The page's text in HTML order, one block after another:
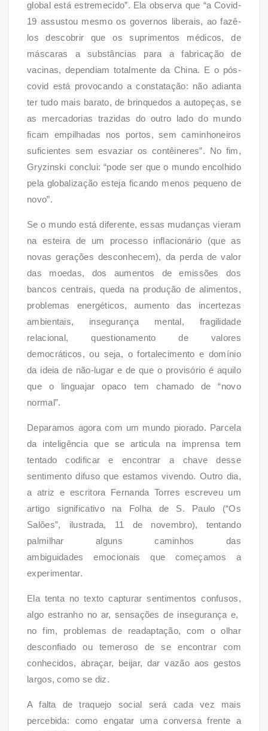
global está estremecido”. Ela observa que “a Covid-
19 assustou mesmo os governos liberais, ao fazê-
los descobrir que os suprimentos médicos, de
máscaras a substâncias para a fabricação de
vacinas, dependiam totalmente da China. E o pós-
covid está provocando a constatação: não adianta
ter tudo mais barato, de brinquedos a autopeças, se
as mercadorias trazidas do outro lado do mundo
ficam empilhadas nos portos, sem caminhoneiros
suficientes sem esvaziar os contêineres”. No fim,
Gryzinski conclui: “pode ser que o mundo encolhido
pela globalização esteja ficando menos pequeno de
novo”.
Se o mundo está diferente, essas mudanças vieram
na esteira de um processo inflacionário (que as
novas gerações desconhecem), da perda de valor
das moedas, dos aumentos de emissões dos
bancos centrais, queda na produção de alimentos,
problemas energéticos, aumento das incertezas
ambientais, insegurança mental, fragilidade
relacional, questionamento de valores
democráticos, ou seja, o fortalecimento e domínio
da ideia de não-lugar e de que o provisório é aquilo
que o linguajar opaco tem chamado de “novo
normal”.
Deparamos agora com um mundo piorado. Parcela
da inteligência que se articula na imprensa tem
tentado codificar e encontrar a chave desse
sentimento difuso que estamos vivendo. Outro dia,
a atriz e escritora Fernanda Torres escreveu um
artigo significativo na Folha de S. Paulo (“Os
Salões”, ilustrada, 11 de novembro), tentando
palmilhar alguns caminhos das
ambiguidades emocionais que começamos a
experimentar.
Ela tenta no texto capturar sentimentos confusos,
algo estranho no ar, sensações de insegurança e,
no fim, problemas de readaptação, com o olhar
desconfiado ou temeroso de se encontrar com
conhecidos, abraçar, beijar, dar vazão aos gestos
largos, como se diz.
A falta de traquejo social será cada vez mais
percebida: como engatar uma conversa frente a